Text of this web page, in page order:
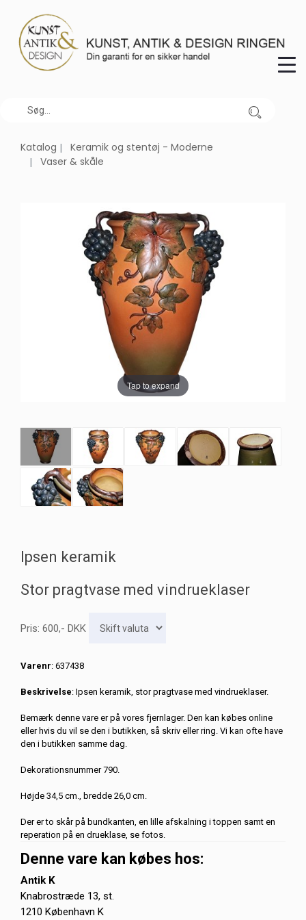
Katalog
Keramik og stentøj - Moderne
Vaser & skåle
Tap to expand
Ipsen keramik
Stor pragtvase med vindrueklaser
Pris: 600,- DKK
Varenr: 637438
Beskrivelse: Ipsen keramik, stor pragtvase med vindrueklaser.
Bemærk denne vare er på vores fjernlager. Den kan købes online
eller hvis du vil se den i butikken, så skriv eller ring. Vi kan ofte have
den i butikken samme dag.
Dekorationsnummer 790.
Højde 34,5 cm., bredde 26,0 cm.
Der er to skår på bundkanten, en lille afskalning i toppen samt en
reperation på en drueklase, se fotos.
Denne vare kan købes hos:
Antik K
Knabrostræde 13, st.
1210 København K